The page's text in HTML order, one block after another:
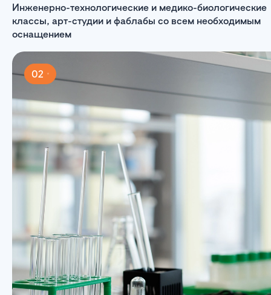
Инженерно-технологические и медико-биологические
классы, арт-студии и фаблабы со всем необходимым
оснащением
02